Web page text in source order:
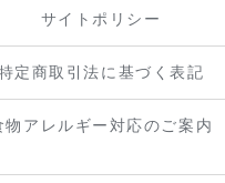
サイトポリシー
定商取引法に基づく表記
物アレルギー対応のご案内